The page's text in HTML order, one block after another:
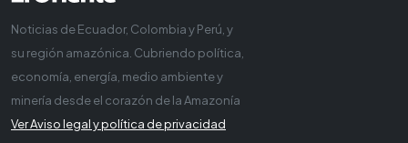
Noticias de Ecuador, Colombia y Perú, y
su región amazónica. Cubriendo política,
economía, energía, medio ambiente y
minería desde el corazón de la Amazonía
Ver Aviso legal y política de privacidad